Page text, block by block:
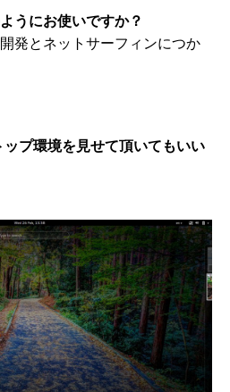
うにお使いですか？
発とネットサーフィンにつか
プ環境を見せて頂いてもいい